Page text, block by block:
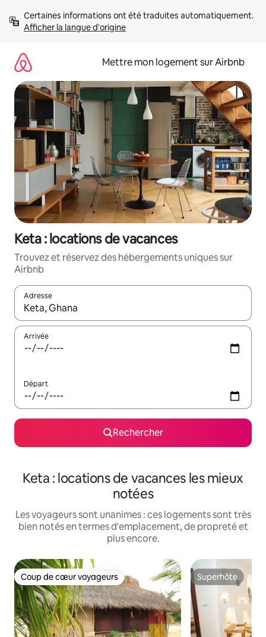
directement
Afficher la langue d'origine
Mettre mon logement sur Airbnb
Keta : locations de vacances
Trouvez et réservez des hébergements uniques sur
Airbnb
Adresse
Lorsque les résultats s'affichent, utilisez les flèches vers le
Arrivée
Départ
Rechercher
Keta : locations de vacances les mieux
notées
Les voyageurs sont unanimes : ces logements sont très
bien notés en termes d'emplacement, de propreté et
plus encore.
Coup de cœur voyageurs
Coup de cœur voyageurs Superhôte
Superhôte